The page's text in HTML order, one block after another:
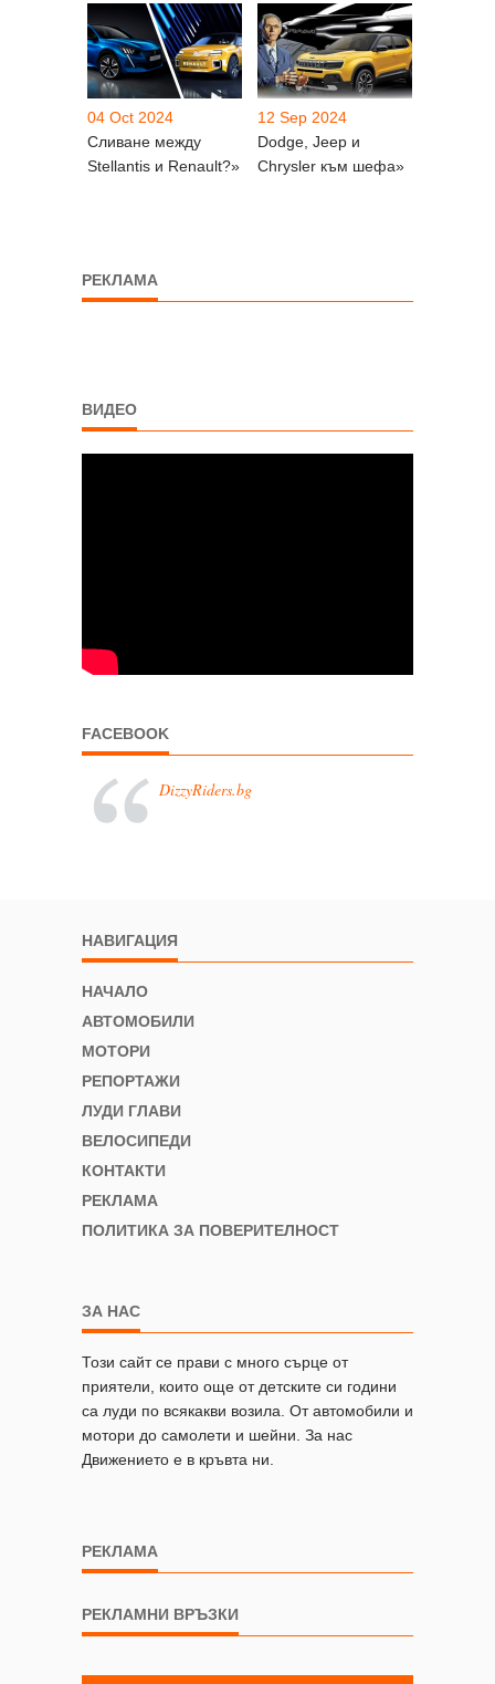
04 Oct 2024
Сливане между
Stellantis и Renault?»
12 Sep 2024
Dodge, Jeep и
Chrysler към шефа»
РЕКЛАМА
ВИДЕО
FACEBOOK
DizzyRiders.bg
НАВИГАЦИЯ
НАЧАЛО
АВТОМОБИЛИ
МОТОРИ
РЕПОРТАЖИ
ЛУДИ ГЛАВИ
ВЕЛОСИПЕДИ
КОНТАКТИ
РЕКЛАМА
ПОЛИТИКА ЗА ПОВЕРИТЕЛНОСТ
ЗА НАС
Този сайт се прави с много сърце от
приятели, които още от детските си години
са луди по всякакви возила. От автомобили и
мотори до самолети и шейни. За нас
Движението е в кръвта ни.
РЕКЛАМА
РЕКЛАМНИ ВРЪЗКИ